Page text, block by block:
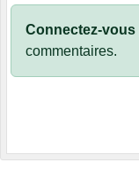
Connectez-vous
commentaires.